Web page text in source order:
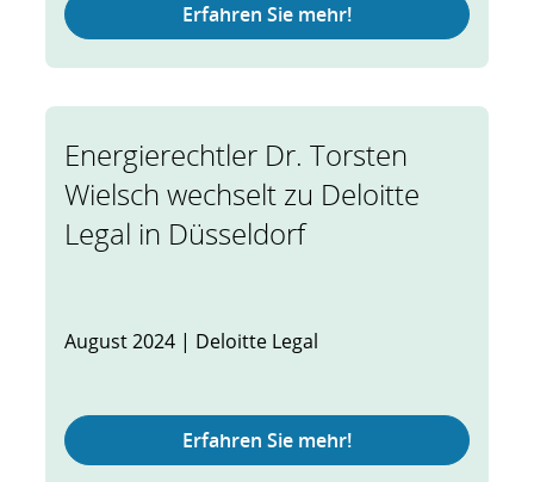
Erfahren Sie mehr!
Energierechtler Dr. Torsten
Wielsch wechselt zu Deloitte
Legal in Düsseldorf
August 2024 | Deloitte Legal
Erfahren Sie mehr!